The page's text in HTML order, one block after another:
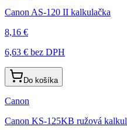
Canon AS-120 II kalkulačka
8,16 €
6,63 € bez DPH
Do košíka
Canon
Canon KS-125KB ružová